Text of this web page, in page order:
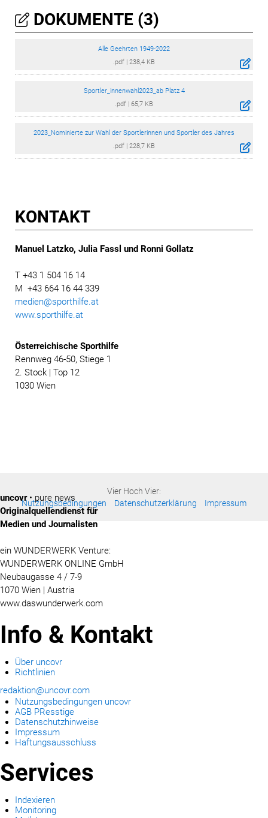
DOKUMENTE (3)
Alle Geehrten 1949-2022
.pdf
238,4 KB
Sportler_innenwahl2023_ab Platz 4
.pdf
65,7 KB
2023_Nominierte zur Wahl der Sportlerinnen und Sportler des Jahres
.pdf
228,7 KB
KONTAKT
Manuel Latzko, Julia Fassl und Ronni Gollatz
T +43 1 504 16 14
M +43 664 16 44 339
medien@sporthilfe.at
www.sporthilfe.at
Österreichische Sporthilfe
Rennweg 46-50, Stiege 1
2. Stock | Top 12
1030 Wien
Vier Hoch Vier:
Nutzungsbedingungen
Datenschutzerklärung Impressum
uncovr• pure news
Originalquellendienst für
Medien und Journalisten
ein WUNDERWERK Venture:
WUNDERWERK ONLINE GmbH
Neubaugasse 4 / 7-9
1070 Wien | Austria
www.daswunderwerk.com
Info & Kontakt
Über uncovr
Richtlinien
redaktion@uncovr.com
Nutzungsbedingungen uncovr
AGB PResstige
Datenschutzhinweise
Impressum
Haftungsausschluss
Services
Indexieren
Monitoring